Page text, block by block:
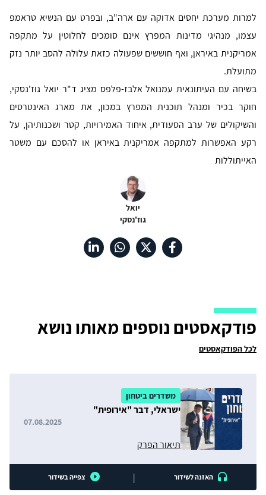
למרות מערכת יחסים אדוקה עם ארה"ב, ובפרט עם הנשיא טראמפ
עצמו, מנהיגי מדינות המפרץ אינם סומכים לחלוטין על מתקפה
אמריקנית באיראן, ואף חוששים שפעולה כזאת עלולה להסב יותר נזק
מתועלת.
בשיחה עם העיתונאית עמנואל אלבז-פלפס מציג ד"ר יואל גוז'נסקי,
חוקר בכיר ומנהל תוכנית המפרץ במכון, את מארג האינטרסים
והשיקולים של ערב הסעודית, איחוד האמירויות, קטר ושכנותיהן, על
רקע האפשרות למתקפה אמריקנית באיראן או להסכם עם משטר
האייתוללות
יואל
גוז'נסקי
פודקאסטים נוספים מאותו נושא
לכל הפודקאסטים
משדרים ביטחון
ישראלי, דבר "אירופית"
תיאור הפרק
07.08.2025
האזנה לשידור | צפייה בשידור